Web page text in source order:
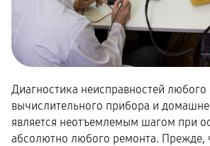
Диагностика неисправностей
вычислительного прибора и
является неотъемлемым шагом при
абсолютно любого ремонта. Прежде,